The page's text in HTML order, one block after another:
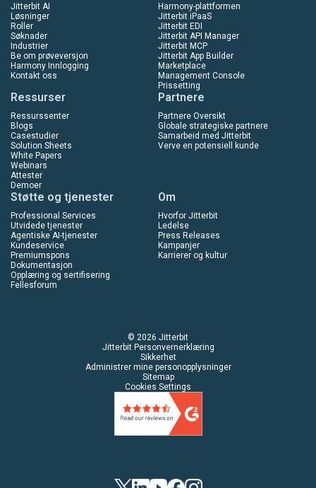
Jitterbit AI
Løsninger
Roller
Søknader
Industrier
Be om prøveversjon
Harmony Innlogging
Kontakt oss
Harmony-plattformen
Jitterbit iPaaS
Jitterbit EDI
Jitterbit API Manager
Jitterbit MCP
Jitterbit App Builder
Marketplace
Management Console
Prissetting
Ressurser
Ressurssenter
Blogs
Casestudier
Solution Sheets
White Papers
Webinars
Attester
Demoer
Partnere
Partnere Oversikt
Globale strategiske partnere
Samarbeid med Jitterbit
Verve en potensiell kunde
Støtte og tjenester
Professional Services
Utvidede tjenester
Agentiske AI-tjenester
Kundeservice
Premiumspons
Dokumentasjon
Opplæring og sertifisering
Fellesforum
Om
Hvorfor Jitterbit
Ledelse
Press Releases
Kampanjer
Karrierer og kultur
© 2026 Jitterbit
Jitterbit Personvernerklæring
Sikkerhet
Administrer mine personopplysninger
Sitemap
Cookies Settings